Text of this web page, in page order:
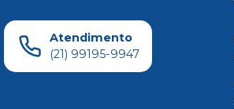
Atendimento
(21) 99195-9947